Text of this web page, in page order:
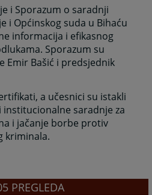
i Sporazum o saradnji
i Općinskog suda u Bihaću
informacija i efikasnog
Sporazum su
Emir Bašić i predsjednik
a učesnici su istakli
institucionalne saradnje za
i jačanje borbe protiv
kriminala.
PREGLEDA